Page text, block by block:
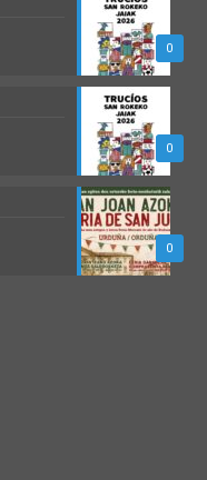
0
0
0